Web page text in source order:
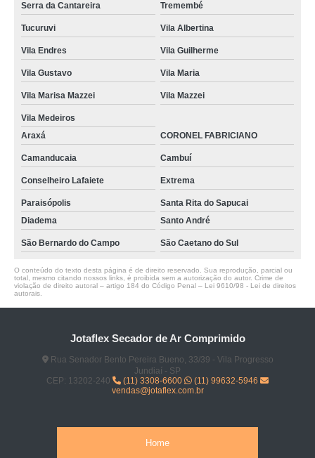
Serra da Cantareira Tremembé
Tucuruvi Vila Albertina
Vila Endres Vila Guilherme
Vila Gustavo Vila Maria
Vila Marisa Mazzei Vila Mazzei
Vila Medeiros
Araxá
CORONEL FABRICIANO
Camanducaia Cambuí
Conselheiro Lafaiete Extrema
Paraisópolis
Santa Rita do Sapucai
Diadema
Santo André
São Bernardo do Campo São Caetano do Sul
O conteúdo do texto desta página é de direito reservado. Sua reprodução, parcial ou
total, mesmo citando nossos links, é proibida sem a autorização do autor. Crime de
violação de direito autoral – artigo 184 do Código Penal – Lei 9610/98 - Lei de direitos
autorais
Jotaflex Secador de Ar Comprimido
Rua Senador Bento Pereira Bueno, 33/39 - Vila Progresso
Jundiaí - SP
CEP: 13202-240
(11) 3308-6600
(11) 99632-5946
vendas@jotaflex.com.br
Home